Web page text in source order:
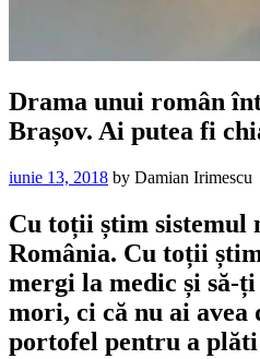
Drama unui român
Brașov. Ai putea fi
iunie 13, 2018 by Damian Irimescu
Cu toții știm sistemul
România. Cu toții
mergi la medic și să-
mori, ci că nu ai avea
portofel pentru a